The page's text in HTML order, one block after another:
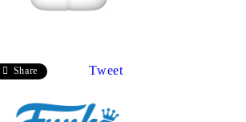
Share Tweet